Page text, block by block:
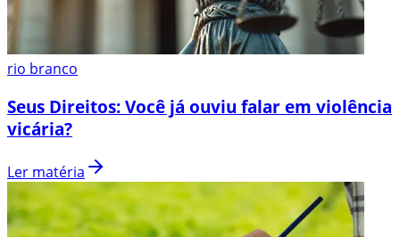
rio branco
Seus Direitos: Você já ouviu falar em violência
vicária?
Ler matéria